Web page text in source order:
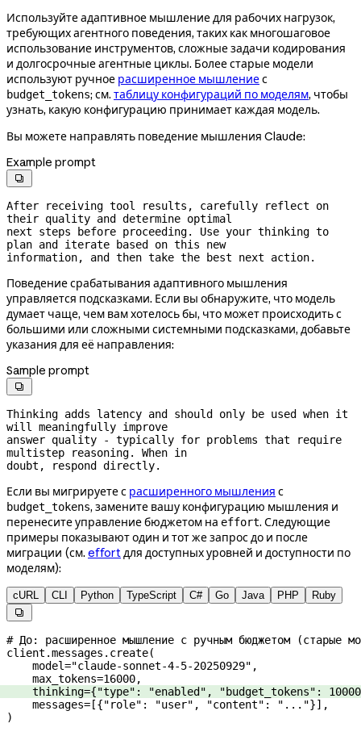
Используйте адаптивное мышление для рабочих нагрузок,
требующих агентного поведения, таких как многошаговое
использование инструментов, сложные задачи кодирования
и долгосрочные агентные циклы. Более старые модели
используют ручное расширенное мышлениес
budget_tokens; см. таблицу конфигураций по моделям, чтобы
узнать, какую конфигурацию принимает каждая модель.
Вы можете направлять поведение мышления Claude:
Example prompt

After receiving tool results, carefully reflect on
their quality and determine optimal
next steps before proceeding. Use your thinking to
plan and iterate based on this new
information, and then take the best next action.
Поведение срабатывания адаптивного мышления
управляется подсказками. Если вы обнаружите, что модель
думает чаще, чем вам хотелось бы, что может происходить с
большими или сложными системными подсказками, добавьте
указания для её направления:
Sample prompt

Thinking adds latency and should only be used when it
will meaningfully improve
answer quality - typically for problems that require
multistep reasoning. When in
doubt, respond directly.
Если вы мигрируете с расширенного мышления с
budget_tokens, замените вашу конфигурацию мышления и
перенесите управление бюджетом на effort. Следующие
примеры показывают один и тот же запрос до и после
миграции (см. effortдля доступных уровней и доступности по
моделям):
cURL CLI Python TypeScript C# Go Java PHP Ruby

# До: расширенное мышление с ручным бюджетом (старые
client.messages.create(
    model
="claude-sonnet-4-5-20250929" ,
    max_tokens
=16000,
    thinking
={"type" : "enabled" , "budget_tokens" : 10000
    messages
= [{"role" : "user" , "content" : "..."}],
)